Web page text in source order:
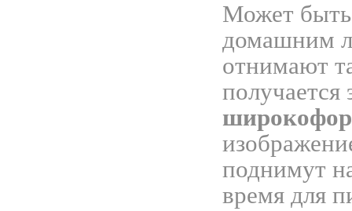
Может
домашним
отнимают
получается
поднимут
время для